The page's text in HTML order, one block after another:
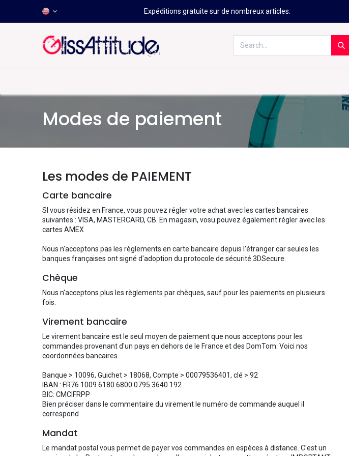
Expéditions gratuite sur de nombreux articles.
Modes de paiement
Les modes de PAIEMENT
Carte bancaire
SI vous résidez en France, vous pouvez régler votre achat avec les cartes bancaires
suivantes : VISA, MASTERCARD, CB. En magasin, vosu pouvez également régler avec les
cartes AMEX
Nous n'acceptons pas les règlements en carte bancaire depuis l'étranger car seules les
banques françaises ont signé d'adoption du protocole de sécurité 3DSecure.
Chèque
Nous n'acceptons plus les règlements par chèques, sauf pour les paiements en plusieurs
fois.
Virement bancaire
Le virement bancaire est le seul moyen de paiement que nous acceptons pour les
commandes provenant d'un pays en dehors de le France et des DomTom. Voici nos
coordonnées bancaires
Banque > 10096, Guichet > 18068, Compte > 00079536401, clé > 92
IBAN : FR76 1009 6180 6800 0795 3640 192
BIC: CMCIFRPP
Bien préciser dans le commentaire du virement le numéro de commande auquel il
correspond
Mandat
Le mandat postal vous permet de payer vos commandes en espèces à distance. C'est un